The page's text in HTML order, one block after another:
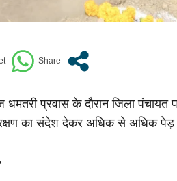
प्रवास के दौरान जिला पंचायत
का संदेश देकर अधिक से अधिक